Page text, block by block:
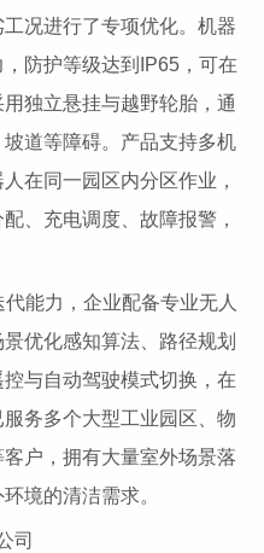
况进行了专项优化。机器
防护等级达到IP65，可在
独立悬挂与越野轮胎，通
道等障碍。产品支持多机
在同一园区内分区作业，
、充电调度、故障报警，
能力，企业配备专业无人
优化感知算法、路径规划
与自动驾驶模式切换，在
务多个大型工业园区、物
户，拥有大量室外场景落
境的清洁需求。
司